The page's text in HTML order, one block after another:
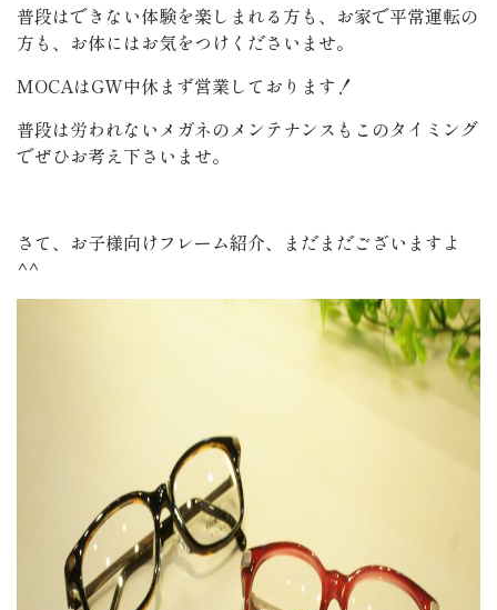
普段はできない体験を楽しまれる方も、お家で平常運転の
方も、お体にはお気をつけくださいませ。
MOCAはGW中休まず営業しております！
普段は労われないメガネのメンテナンスもこのタイミング
でぜひお考え下さいませ。
さて、お子様向けフレーム紹介、まだまだございますよ
^^